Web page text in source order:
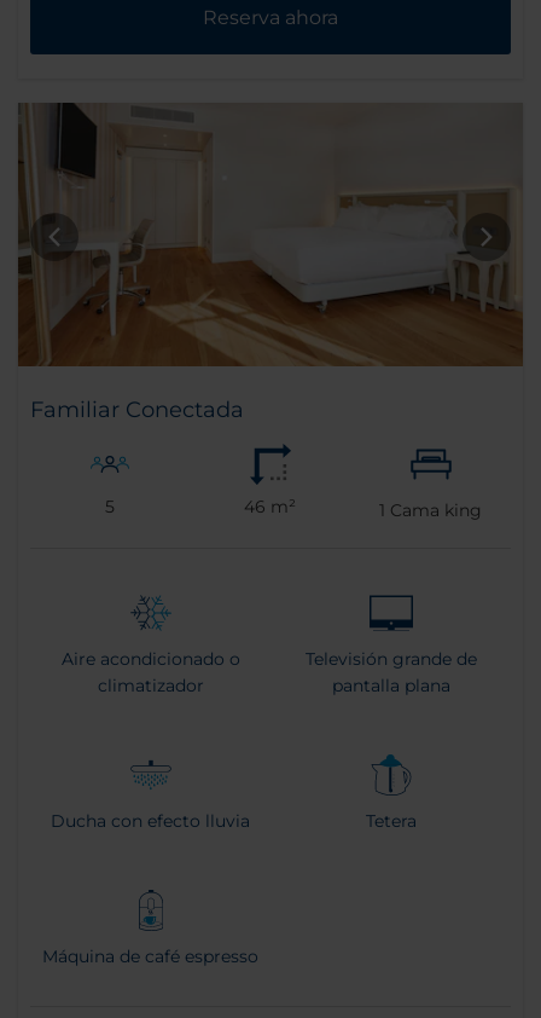
Reserva ahora
Familiar Conectada
5 46 m² 1 Cama king
Aire acondicionado o
climatizador
Televisión grande de
pantalla plana
Ducha con efecto lluvia Tetera
Máquina de café espresso